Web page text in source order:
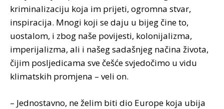
kriminalizaciju koja im prijeti, ogromna stvar,
inspiracija. Mnogi koji se daju u bijeg čine to,
uostalom, i zbog naše povijesti, kolonijalizma,
imperijalizma, ali i našeg sadašnjeg načina života,
čijim posljedicama sve češće svjedočimo u vidu
klimatskih promjena – veli on.
– Jednostavno, ne želim biti dio Europe koja ubija